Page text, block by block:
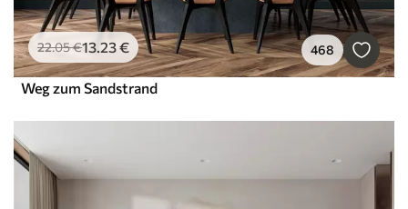
22.05€13.23€ 468
Weg zum Sandstrand